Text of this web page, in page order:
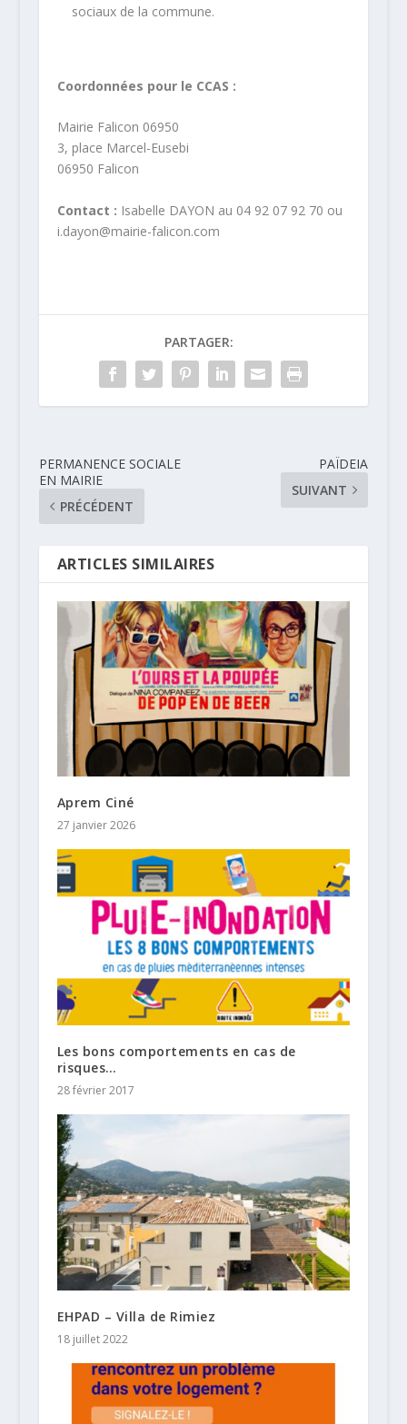
sociaux de la commune.
Coordonnées pour le CCAS :
Mairie Falicon 06950
3, place Marcel-Eusebi
06950 Falicon
Contact : Isabelle DAYON au 04 92 07 92 70 ou
i.dayon@mairie-falicon.com
PARTAGER:
PERMANENCE SOCIALE
EN MAIRIE
PRÉCÉDENT
PAÏDEIA
SUIVANT
ARTICLES SIMILAIRES
Aprem Ciné
27 janvier 2026
Les bons comportements en cas de
risques…
28 février 2017
EHPAD – Villa de Rimiez
18 juillet 2022